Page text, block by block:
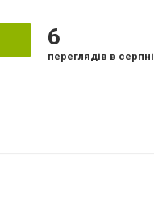
6
переглядів в серпні